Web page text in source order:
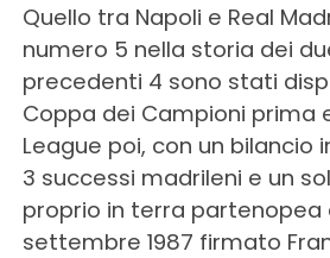
Quello tra Napoli e Real
numero 5 nella storia dei
precedenti 4 sono stati
Coppa dei Campioni prima
League poi, con un bilancio
3 successi madrileni e un
proprio in terra partenopea
settembre 1987 firmato